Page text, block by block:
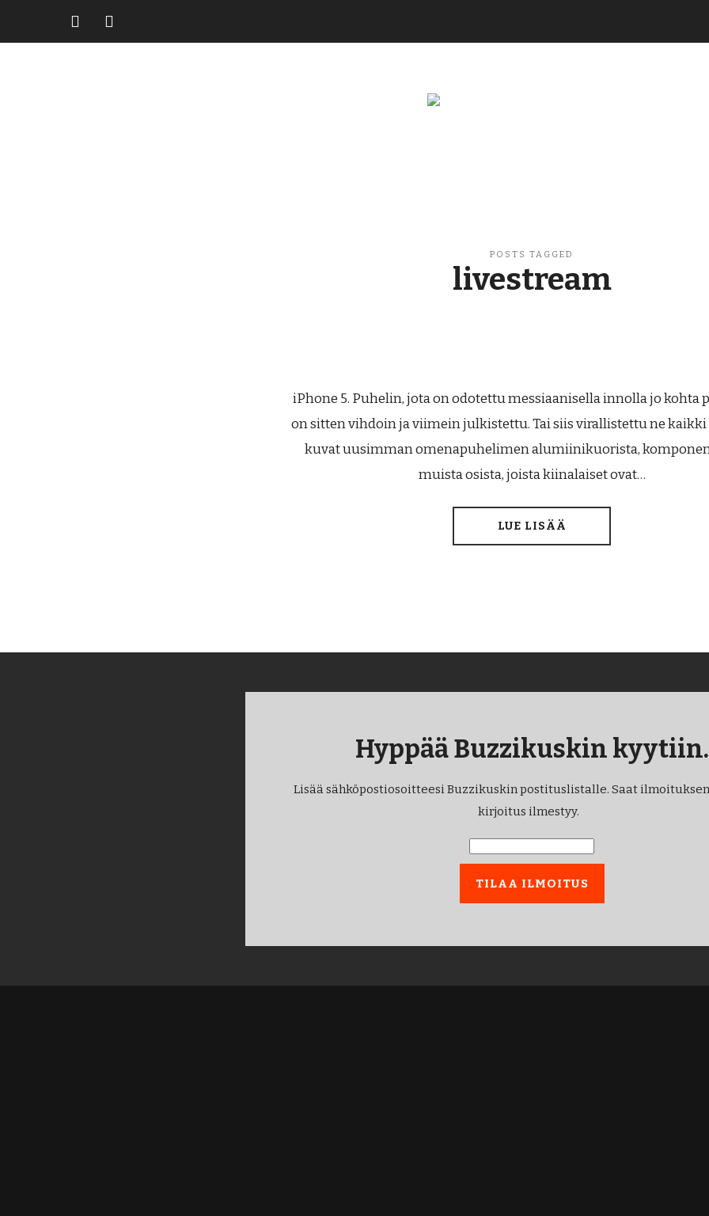
Buzzikuski
POSTS TAGGED
livestream
iPhone 5. Puhelin, jota on odotettu messiaanisella innolla jo kohta
on sitten vihdoin ja viimein julkistettu. Tai siis virallistettu ne
kuvat uusimman omenapuhelimen alumiinikuorista,
muista osista, joista kiinalaiset ovat…
LUE LISÄÄ
Hyppää Buzzikuskin kyytiin.
Lisää sähköpostiosoitteesi Buzzikuskin postituslistalle. Saat
kirjoitus ilmestyy.